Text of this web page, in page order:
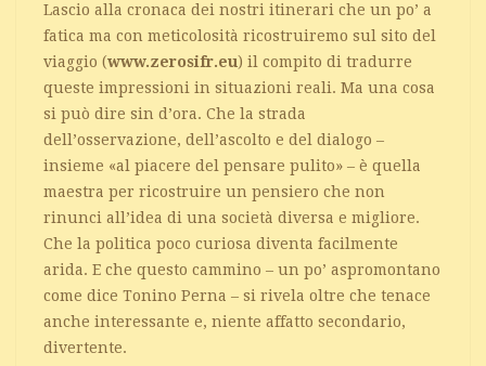
Lascio alla cronaca dei nostri itinerari che un po’ a
fatica ma con meticolosità ricostruiremo sul sito del
viaggio (www.zerosifr.eu) il compito di tradurre
queste impressioni in situazioni reali. Ma una cosa
si può dire sin d’ora. Che la strada
dell’osservazione, dell’ascolto e del dialogo –
insieme «al piacere del pensare pulito» – è quella
maestra per ricostruire un pensiero che non
rinunci all’idea di una società diversa e migliore.
Che la politica poco curiosa diventa facilmente
arida. E che questo cammino – un po’ aspromontano
come dice Tonino Perna – si rivela oltre che tenace
anche interessante e, niente affatto secondario,
divertente.